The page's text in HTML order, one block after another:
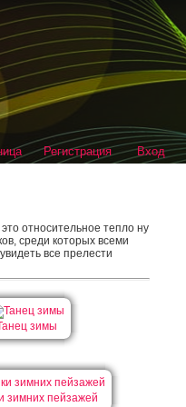
Регистрация Вход
относительное тепло ну
среди которых всеми
все прелести
зимы
зимних пейзажей